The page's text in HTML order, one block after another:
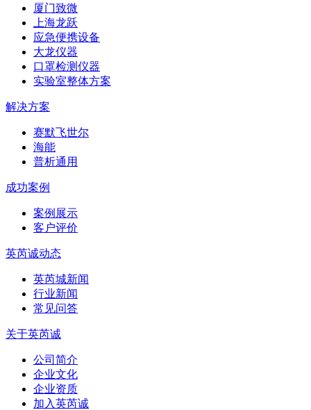
厦门致微
上海龙跃
应急便携设备
大龙仪器
口罩检测仪器
实验室整体方案
解决方案
赛默飞世尔
海能
普析通用
成功案例
案例展示
客户评价
英芮诚动态
英芮城新闻
行业新闻
常见问答
关于英芮诚
公司简介
企业文化
企业资质
加入英芮诚